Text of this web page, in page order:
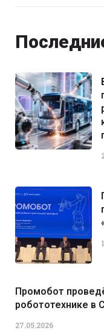
Промобот
робототехнике в
27.05.2026